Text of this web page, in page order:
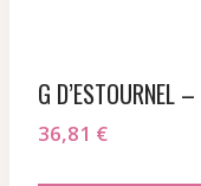
G D’ESTOURNEL
36,81 €